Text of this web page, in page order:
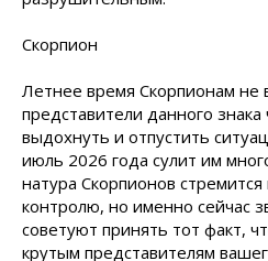
Скорпион
Летнее время Скорпионам не
представители данного знака
выдохнуть и отпустить
июль 2026 года сулит им
натура Скорпионов
контролю, но именно сейчас
советуют принять тот факт,
крутым представителям